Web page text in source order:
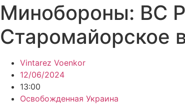
Минобороны: ВС
Старомайорское
Vintarez Voenkor
12/06/2024
13:00
Освобожденная Украина